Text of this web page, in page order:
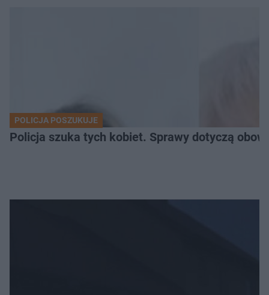
POLICJA POSZUKUJE
Policja szuka tych kobiet. Sprawy dotyczą